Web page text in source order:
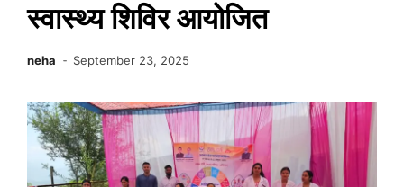
स्वास्थ्य शिविर आयोजित
neha September 23, 2025